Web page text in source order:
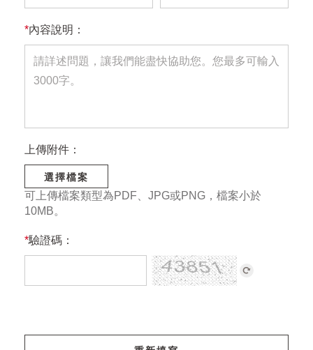
*內容說明：
上傳附件：
選擇檔案
可上傳檔案類型為PDF、JPG或PNG，檔案小於
10MB。
*驗證碼：